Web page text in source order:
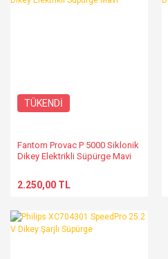
TÜKENDİ
Fantom Provac P 5000 Siklonik
Dikey Elektrikli Süpürge Mavi
2.250,00 TL